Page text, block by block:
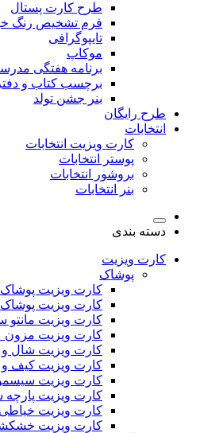
طرح کارت پستال
فرم تشخیص رنگ
تایپوگرافی
موکاپ
برنامه هفتگی
برچسب کتاب و دفتر
بنر جشن تولد
طرح رایگان
انتخابات
کارت ویزیت انتخابات
پوستر انتخابات
بروشور انتخابات
بنر انتخابات
دسته بندی
کارت ویزیت
پوشاک
کارت ویزیت پوشاک
کارت ویزیت پوشاک
کارت ویزیت مانتو
کارت ویزیت
کارت ویزیت شال
کارت ویزیت کیف
کارت ویزیت
کارت ویزیت پارچه
کارت ویزیت
کارت ویزیت